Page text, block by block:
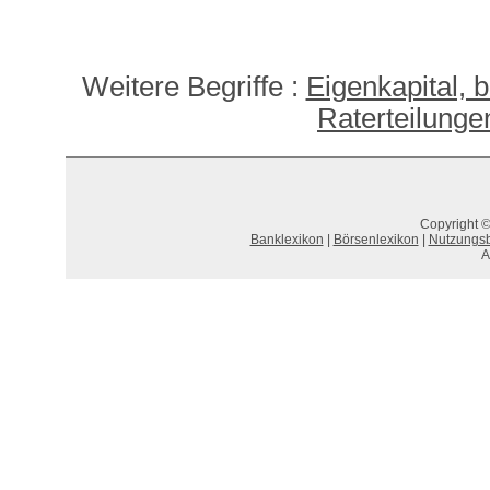
Weitere Begriffe : Eigenkapital,
Copyright
Banklexikon
Börsenlexikon